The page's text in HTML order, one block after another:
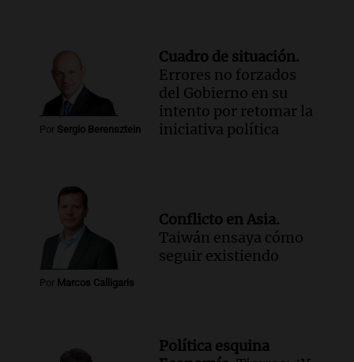
Por Sergio Berensztein
Cuadro de situación.
Errores no forzados
del Gobierno en su
intento por retomar la
iniciativa política
Por Marcos Calligaris
Conflicto en Asia.
Taiwán ensaya cómo
seguir existiendo
Política esquina